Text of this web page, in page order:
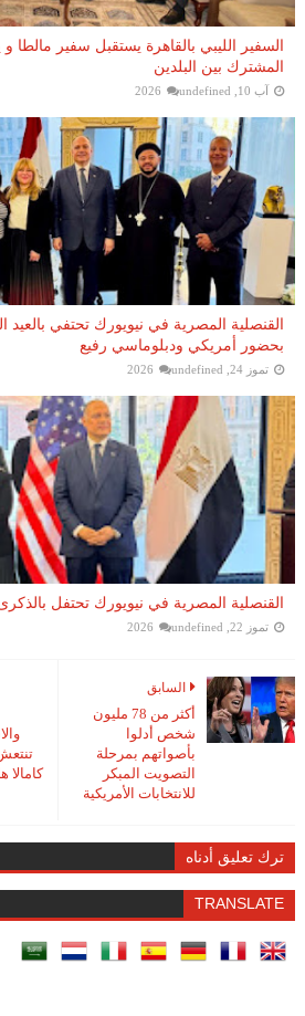
السفير الليبي بالقاهرة يستقبل سفير مالطا و
المشترك بين البلدين
آب 10, 2026 undefined
بحضور أمريكي ودبلوماسي رفيع
تموز 24, 2026 undefined
القنصلية المصرية في نيويورك تحتفل بالذكرى الـ74 لثورة 23
تموز 22, 2026 undefined
السابق
أكثر من 78 مليون
شخص أدلوا
بأصواتهم بمرحلة
التصويت المبكر
للانتخابات الأمريكية
ترك تعليق أدناه
TRANSLATE